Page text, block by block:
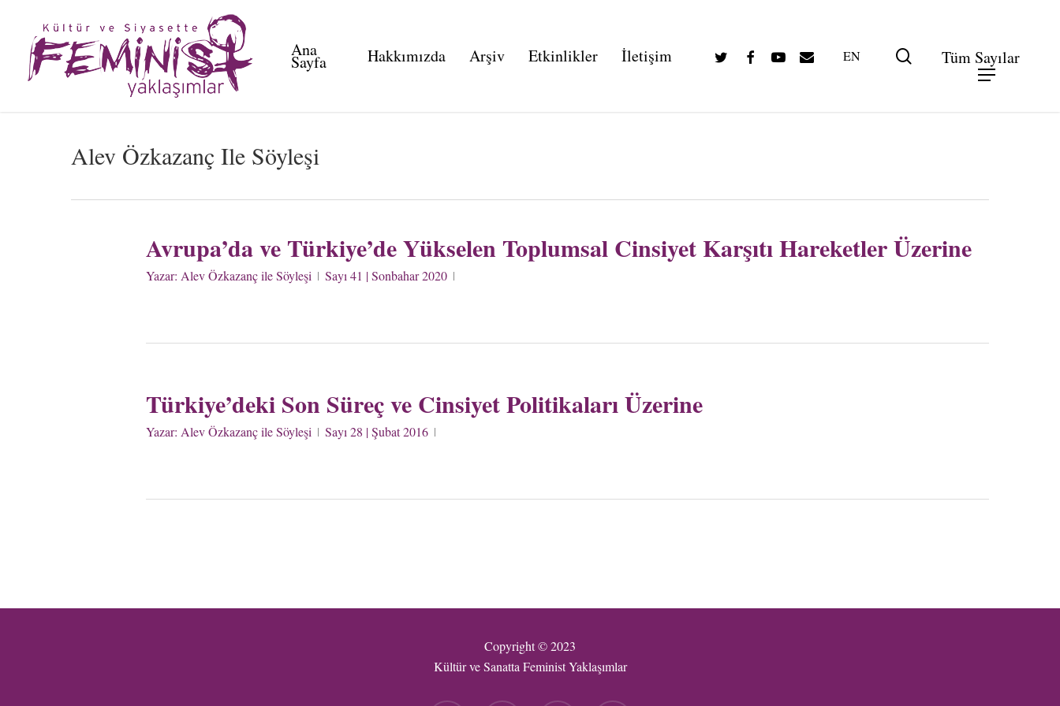
content
Ana
Sayfa Hakkımızda Arşiv Etkinlikler İletişim TwitterFacebookYoutube
Email EN searchTüm Sayılar
Alev Özkazanç Ile Söyleşi
Avrupa’da ve Türkiye’de Yükselen Toplumsal Cinsiyet Karşıtı Hareketler Üzerine
Yazar: Alev Özkazanç ile Söyleşi Sayı 41 | Sonbahar 2020
Türkiye’deki Son Süreç ve Cinsiyet Politikaları Üzerine
Yazar: Alev Özkazanç ile Söyleşi Sayı 28 | Şubat 2016
Copyright © 2023
Kültür ve Sanatta Feminist Yaklaşımlar